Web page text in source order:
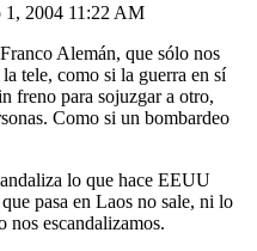
1, 2004 11:22 AM
Alemán, que sólo nos
tele, como si la guerra en sí
freno para sojuzgar a otro,
Como si un bombardeo
lo que hace EEUU
pasa en Laos no sale, ni lo
nos escandalizamos.